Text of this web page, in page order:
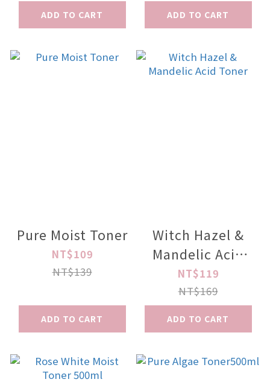
ADD TO CART ADD TO CART
Pure Moist Toner
NT$109
NT$139
ADD TO CART
Witch Hazel &
Mandelic Acid
Toner
NT$119
NT$169
ADD TO CART